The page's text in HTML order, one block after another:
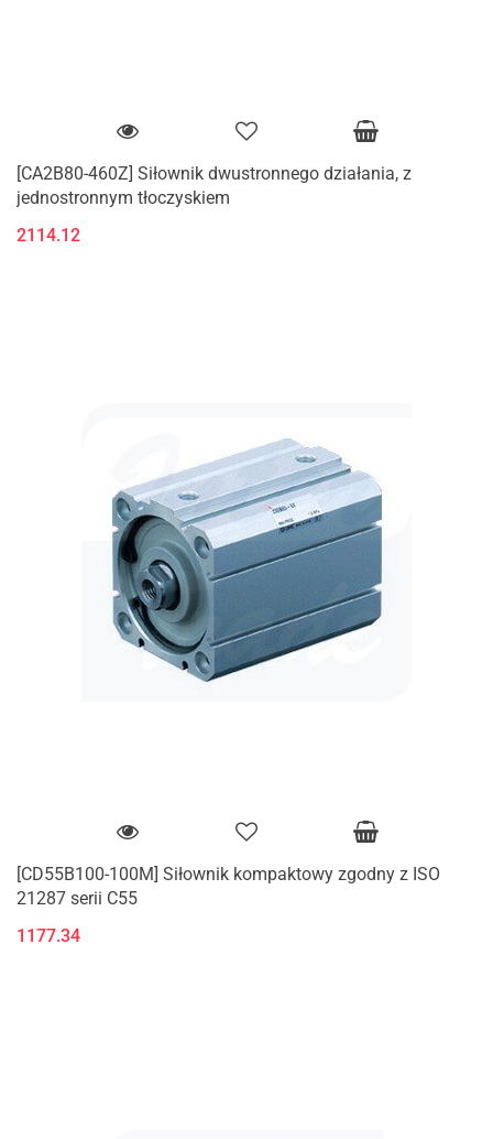
[CA2B80-460Z] Siłownik dwustronnego działania, z
jednostronnym tłoczyskiem
2114.12
[CD55B100-100M] Siłownik kompaktowy zgodny z ISO
21287 serii C55
1177.34